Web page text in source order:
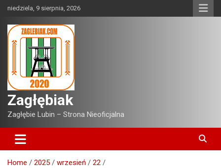
Skip
content
niedziela, 9 sierpnia, 2026
Zagłębiak
Zagłębie Lubin – Strona Nieoficjalna
Home 2025 wrzesień
22